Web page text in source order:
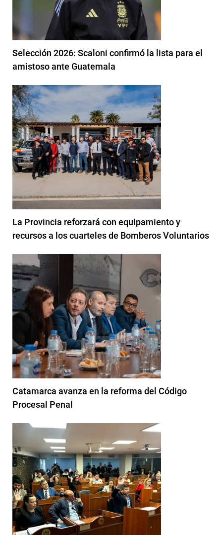
Selección 2026: Scaloni confirmó la lista para el
amistoso ante Guatemala
La Provincia reforzará con equipamiento y
recursos a los cuarteles de Bomberos Voluntarios
Catamarca avanza en la reforma del Código
Procesal Penal